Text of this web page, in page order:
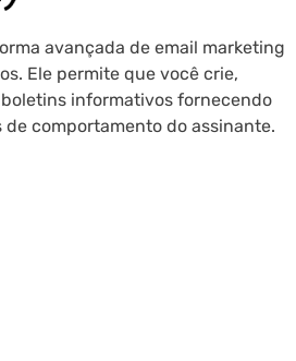
avançada de email marketing
Ele permite que você crie,
informativos fornecendo
comportamento do assinante.